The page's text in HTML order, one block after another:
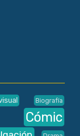
Biografía
Cómic